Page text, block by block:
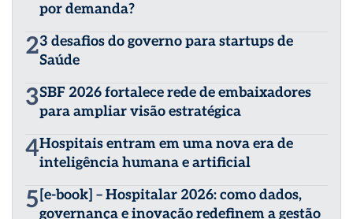
por demanda?
23 desafios do governo para startups de
Saúde
3SBF 2026 fortalece rede de embaixadores
para ampliar visão estratégica
4Hospitais entram em uma nova era de
inteligência humana e artificial
5 [e-book] – Hospitalar 2026: como dados,
governança e inovação redefinem a gestão